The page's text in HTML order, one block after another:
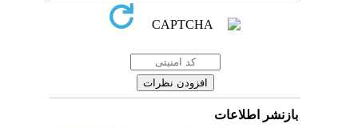
بازنشر اطلاعات